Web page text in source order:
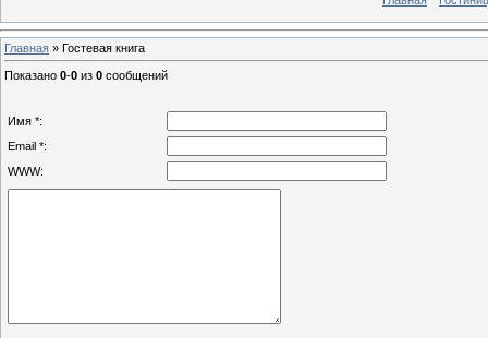
Главная » Гостевая книга
Показано 0-0 из 0 сообщений
Имя *:
Email *:
WWW: